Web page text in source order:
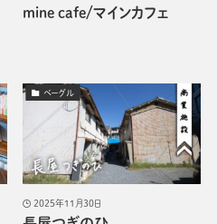
mine cafe/マインカフェ
ベーグル
2025年11月30日